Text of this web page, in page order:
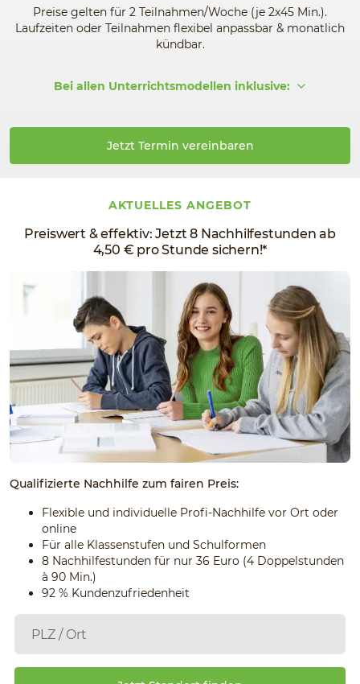
Preise gelten für 2 Teilnahmen/Woche (je 2x45 Min.).
Laufzeiten oder Teilnahmen flexibel anpassbar & monatlich
kündbar.
Bei allen Unterrichtsmodellen inklusive:
Jetzt Termin vereinbaren
AKTUELLES ANGEBOT
Preiswert & effektiv: Jetzt 8 Nachhilfestunden ab
4,50 € pro Stunde sichern!*
Qualifizierte Nachhilfe zum fairen Preis:
Flexible und individuelle Profi-Nachhilfe vor Ort oder
online
Für alle Klassenstufen und Schulformen
8 Nachhilfestunden für nur 36 Euro (4 Doppelstunden
à 90 Min.)
92 % Kundenzufriedenheit